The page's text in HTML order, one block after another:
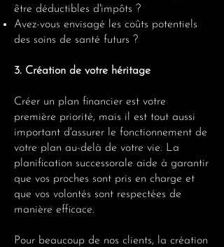
être déductibles d'impôts ?
Avez-vous envisagé les coûts potentiels
des soins de santé futurs ?
3. Création de votre héritage
Créer un plan financier est votre
première priorité, mais il est tout aussi
important d'assurer le fonctionnement de
votre plan au-delà de votre vie. La
planification successorale aide à garantir
que vos proches sont pris en charge et
que vos volontés sont respectées de
manière efficace.
Pour beaucoup de nos clients, la création